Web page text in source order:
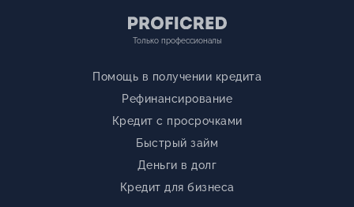
Только профессионалы
Помощь в получении кредита
Рефинансирование
Кредит с просрочками
Быстрый займ
Деньги в долг
Кредит для бизнеса